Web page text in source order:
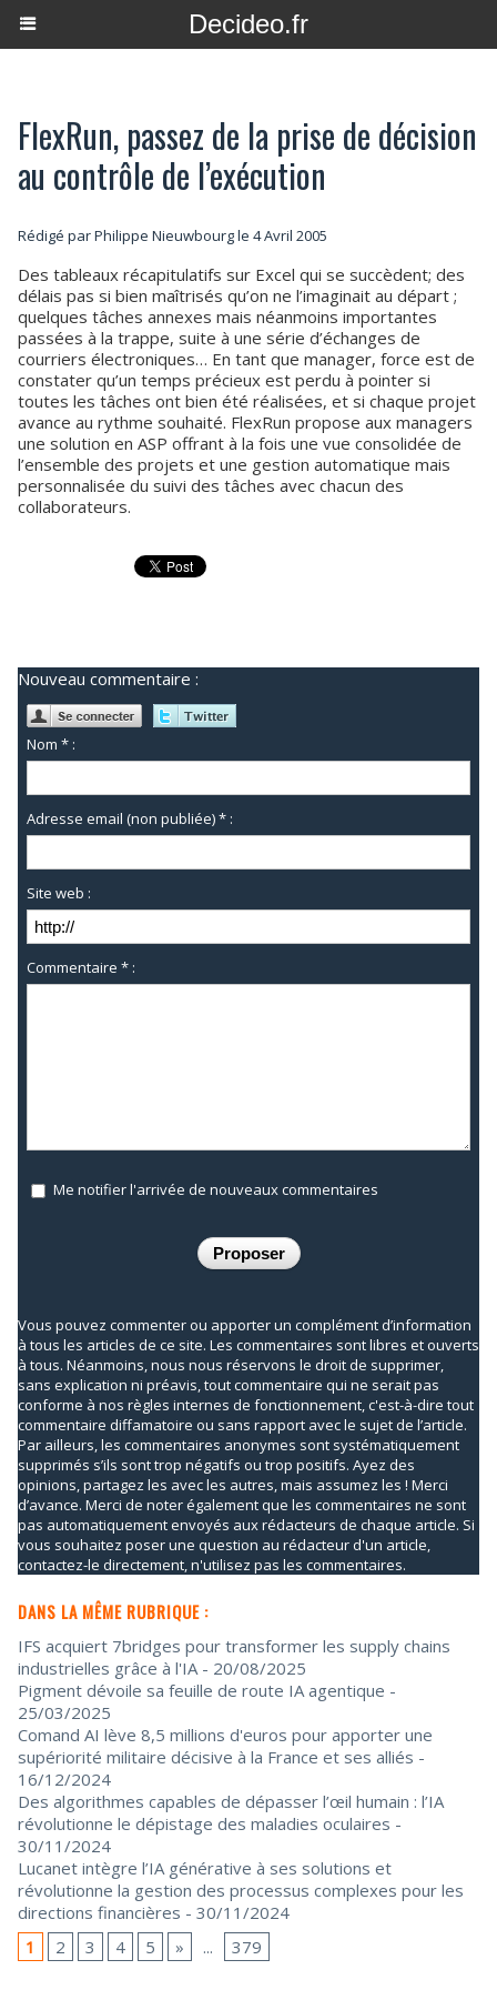
Decideo.fr
FlexRun, passez de la prise de décision
au contrôle de l’exécution
Rédigé par Philippe Nieuwbourg le 4 Avril 2005
Des tableaux récapitulatifs sur Excel qui se succèdent; des
délais pas si bien maîtrisés qu’on ne l’imaginait au départ ;
quelques tâches annexes mais néanmoins importantes
passées à la trappe, suite à une série d’échanges de
courriers électroniques… En tant que manager, force est de
constater qu’un temps précieux est perdu à pointer si
toutes les tâches ont bien été réalisées, et si chaque projet
avance au rythme souhaité. FlexRun propose aux managers
une solution en ASP offrant à la fois une vue consolidée de
l’ensemble des projets et une gestion automatique mais
personnalisée du suivi des tâches avec chacun des
collaborateurs.
Nouveau commentaire :
Nom * :
Adresse email (non publiée) * :
Site web :
Commentaire * :
Me notifier l'arrivée de nouveaux commentaires
Vous pouvez commenter ou apporter un complément d’information
à tous les articles de ce site. Les commentaires sont libres et ouverts
à tous. Néanmoins, nous nous réservons le droit de supprimer,
sans explication ni préavis, tout commentaire qui ne serait pas
conforme à nos règles internes de fonctionnement, c'est-à-dire tout
commentaire diffamatoire ou sans rapport avec le sujet de l’article.
Par ailleurs, les commentaires anonymes sont systématiquement
supprimés s’ils sont trop négatifs ou trop positifs. Ayez des
opinions, partagez les avec les autres, mais assumez les ! Merci
d’avance. Merci de noter également que les commentaires ne sont
pas automatiquement envoyés aux rédacteurs de chaque article. Si
vous souhaitez poser une question au rédacteur d'un article,
contactez-le directement, n'utilisez pas les commentaires.
DANS LA MÊME RUBRIQUE :
IFS acquiert 7bridges pour transformer les supply chains
industrielles grâce à l'IA - 20/08/2025
Pigment dévoile sa feuille de route IA agentique -
25/03/2025
Comand AI lève 8,5 millions d'euros pour apporter une
supériorité militaire décisive à la France et ses alliés -
16/12/2024
Des algorithmes capables de dépasser l’œil humain : l’IA
révolutionne le dépistage des maladies oculaires -
30/11/2024
Lucanet intègre l’IA générative à ses solutions et
révolutionne la gestion des processus complexes pour les
directions financières - 30/11/2024
1
2 3 4 5 » ... 379